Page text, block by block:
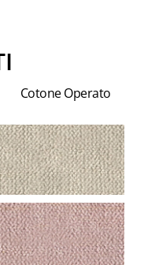
Cotone Operato